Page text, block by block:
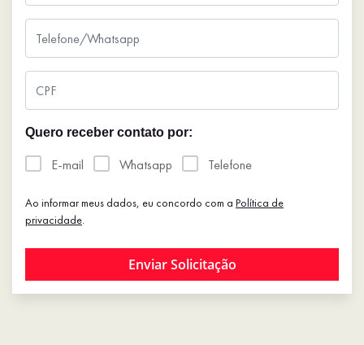
Quero receber contato por:
E-mail Whatsapp Telefone
Ao informar meus dados, eu concordo com a Política de
privacidade.
Enviar Solicitação